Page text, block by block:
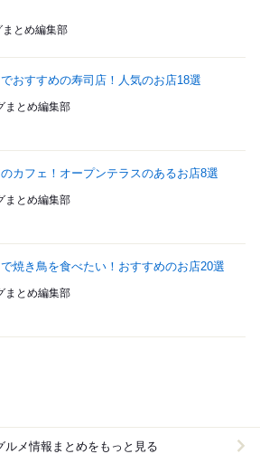
まとめ編集部
おすすめの寿司店！人気のお店18選
まとめ編集部
カフェ！オープンテラスのあるお店8選
まとめ編集部
焼き鳥を食べたい！おすすめのお店20選
まとめ編集部
ルメ情報まとめをもっと見る